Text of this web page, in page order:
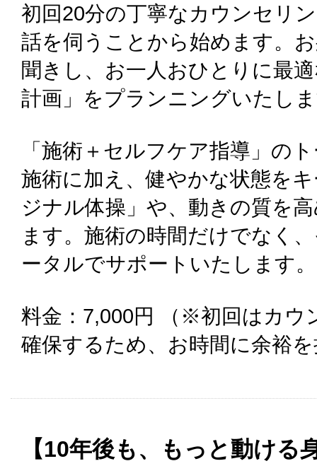
初回20分の丁寧なカウンセリ
話を伺うことから始めます。
聞きし、お一人おひとりに最
計画」をプランニングいたし
「施術＋セルフケア指導」の
施術に加え、健やかな状態を
ジナル体操」や、動きの質を
ます。施術の時間だけでなく
ータルでサポートいたします。
料金：7,000円 （※初回はカウ
確保するため、お時間に余裕
【10年後も、もっと動ける